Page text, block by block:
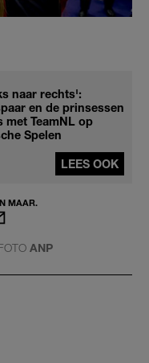
naar rechts':
en de prinsessen
met TeamNL op
Spelen
LEES OOK
MAAR.
ANP